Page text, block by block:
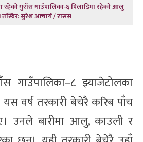
रहेको गुराँस गाउँपालिका-६ पिलाडिमा रहेकाे आलु
सुरेश आचार्य / रासस
गाउँपालिका–८ झ्याजेटोलका
वर्ष तरकारी बेचेरै करिब पाँच
उनले बारीमा आलु, काउली र